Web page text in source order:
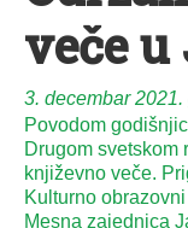
veče
3. decembar
Povodom
Drugom svetskom
književno veče.
Kulturno
Mesna zajednica